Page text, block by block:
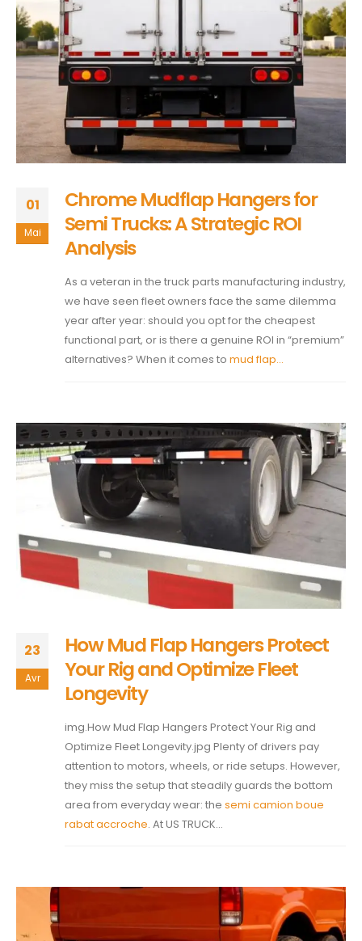
01
Mai
Chrome Mudflap Hangers for
Semi Trucks: A Strategic ROI
Analysis
As a veteran in the truck parts manufacturing industry,
we have seen fleet owners face the same dilemma
year after year: should you opt for the cheapest
functional part, or is there a genuine ROI in “premium”
alternatives? When it comes to mud flap...
23
Avr
How Mud Flap Hangers Protect
Your Rig and Optimize Fleet
Longevity
img.How Mud Flap Hangers Protect Your Rig and
Optimize Fleet Longevity.jpg Plenty of drivers pay
attention to motors, wheels, or ride setups. However,
they miss the setup that steadily guards the bottom
area from everyday wear: the semi camion boue
rabat accroche. At US TRUCK...